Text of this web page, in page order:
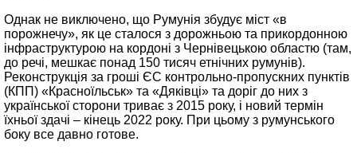
Однак не виключено, що Румунія збудує міст «в
порожнечу», як це сталося з дорожньою та прикордонною
інфраструктурою на кордоні з Чернівецькою областю (там,
до речі, мешкає понад 150 тисяч етнічних румунів).
Реконструкція за гроші ЄС контрольно-пропускних пунктів
(КПП) «Красноїльськ» та «Дяківці» та доріг до них з
української сторони триває з 2015 року, і новий термін
їхньої здачі – кінець 2022 року. При цьому з румунського
боку все давно готове.